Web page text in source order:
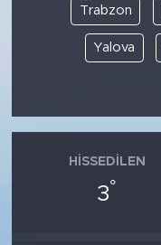
Trabzon
Yalova
HISSEDILEN
3°